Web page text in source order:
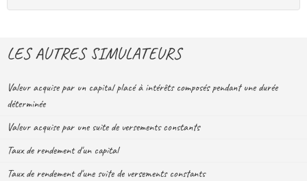
LES AUTRES SIMULATEURS
Valeur acquise par un capital placé à intérêts composés pendant une durée
déterminée
Valeur acquise par une suite de versements constants
Taux de rendement d'un capital
Taux de rendement d'une suite de versements constants